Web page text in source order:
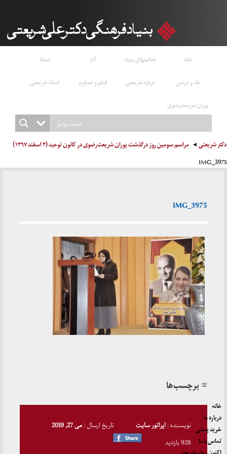
خانه فعالیتهای بنیاد آثار
اسناد
نقد و بررسی
درباره شریعتی فیلم و تصاویر
استاد شریعتی
پوران شریعت‌رضوی
دکتر شریعتی مراسم سومین روز درگذشت پوران شریعت‌رضوی در کانون توحید (۲ اسفند ۱۳۹۷)
IMG_3975
IMG_3975
≡ برچسب‌ها
نویسنده :اپراتور سایت تاریخ ارسال :می 27, 2019
928 بازدید
خانه
درباره ما
خرید پستی
تماس با ما